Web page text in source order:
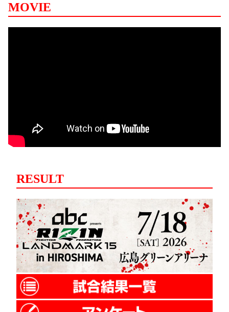
MOVIE
RESULT